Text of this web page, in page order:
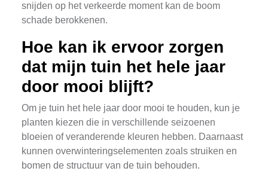
snijden op het verkeerde moment kan de boom
schade berokkenen.
Hoe kan ik ervoor zorgen
dat mijn tuin het hele jaar
door mooi blijft?
Om je tuin het hele jaar door mooi te houden, kun je
planten kiezen die in verschillende seizoenen
bloeien of veranderende kleuren hebben. Daarnaast
kunnen overwinteringselementen zoals struiken en
bomen de structuur van de tuin behouden.